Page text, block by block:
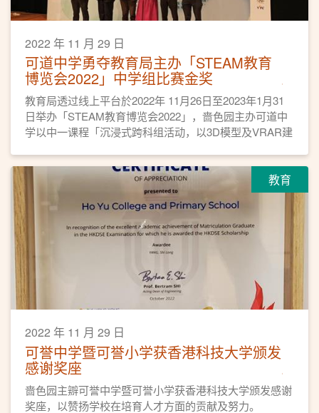
2022 年 11 月 29 日
可道中学勇夺教育局主办「STEAM教育
博览会2022」中学组比赛金奖
教育局透过线上平台於2022年 11月26日至2023年1月31
日举办「STEAM教育博览会2022」，啬色园主办可道中
学以中一课程「沉浸式跨科组活动，以3D模型及VRAR建
教育
2022 年 11 月 29 日
可誉中学暨可誉小学获香港科技大学颁发
感谢奖座
啬色园主辧可誉中学暨可誉小学获香港科技大学颁发感谢
奖座，以赞扬学校在培育人才方面的贡献及努力。